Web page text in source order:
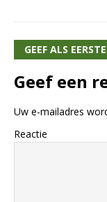
GEEF ALS
Geef een
Uw e-mailadres
Reactie